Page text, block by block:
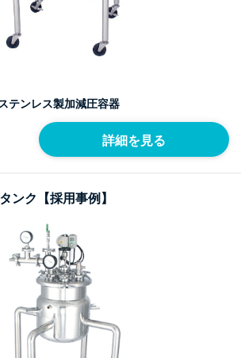
テンレス製加減圧容器
詳細を見る
ンク【採用事例】